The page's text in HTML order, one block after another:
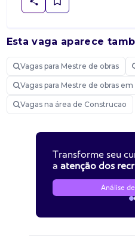
Esta vaga aparece
Vagas para Mestre de obras
Vagas para Mestre de obras
Vagas na área de Construcao
Transforme seu
a atenção dos
Análise